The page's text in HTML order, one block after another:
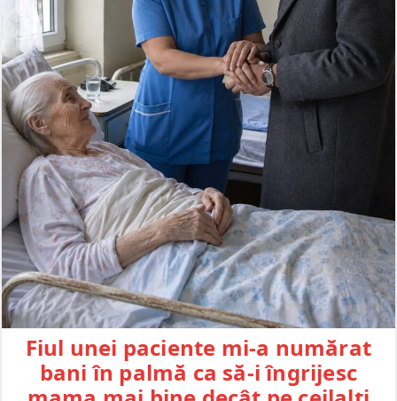
Fiul unei paciente mi-a numărat
bani în palmă ca să-i îngrijesc